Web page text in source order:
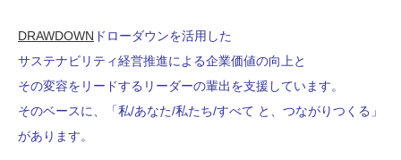
DRAWDOWN ドローダウンを活用した
サステナビリティ経営推進による企業価値の向上と
その変容をリードするリーダーの輩出を支援しています。
そのベースに、「私/あなた/私たち/すべて と、つながりつくる」
があります。